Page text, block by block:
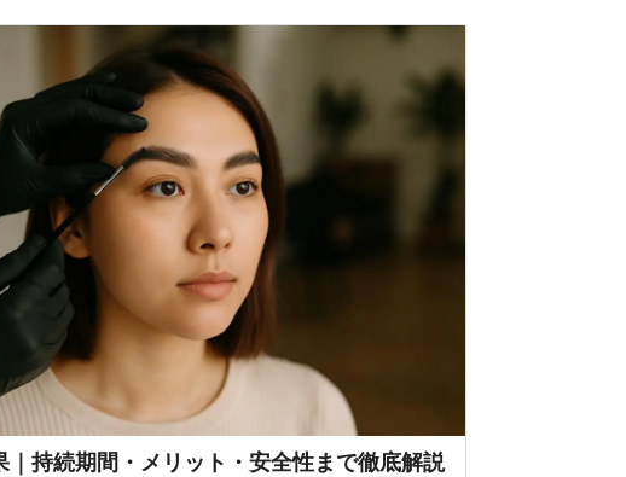
｜持続期間・メリット・安全性まで徹底解説